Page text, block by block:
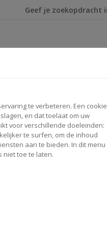
Ik ben op zoek naar
te verbeteren. Een cookie
en dat toelaat om uw
voor verschillende doeleinden:
te surfen, om de inhoud
aan te bieden. In dit menu
niet toe te laten.